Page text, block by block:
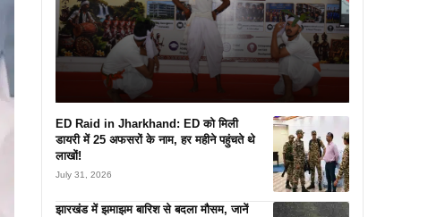
ED Raid in Jharkhand: ED को मिली
डायरी में 25 अफसरों के नाम, हर महीने पहुंचते थे
लाखों!
July 31, 2026
झारखंड में झमाझम बारिश से बदला मौसम, जानें